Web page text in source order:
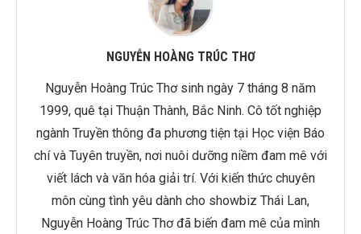
NGUYỄN HOÀNG TRÚC THƠ
Nguyễn Hoàng Trúc Thơ sinh ngày 7 tháng 8 năm
1999, quê tại Thuận Thành, Bắc Ninh. Cô tốt nghiệp
ngành Truyền thông đa phương tiện tại Học viện Báo
chí và Tuyên truyền, nơi nuôi dưỡng niềm đam mê với
viết lách và văn hóa giải trí. Với kiến thức chuyên
môn cùng tình yêu dành cho showbiz Thái Lan,
Nguyễn Hoàng Trúc Thơ đã biến đam mê của mình